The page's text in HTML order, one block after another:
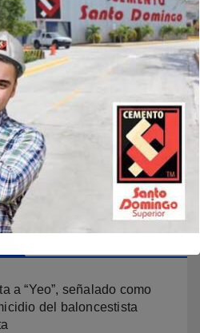
Buscar
a “Yeo”, señalado como
del baloncestista